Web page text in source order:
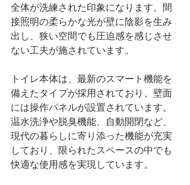
全体が洗練された印象になります。間
接照明の柔らかな光が壁に陰影を生み
出し、狭い空間でも圧迫感を感じさせ
ない工夫が施されています。
トイレ本体は、最新のスマート機能を
備えたタイプが採用されており、壁面
には操作パネルが設置されています。
温水洗浄や脱臭機能、自動開閉など、
現代の暮らしに寄り添った機能が充実
しており、限られたスペースの中でも
快適な使用感を実現しています。